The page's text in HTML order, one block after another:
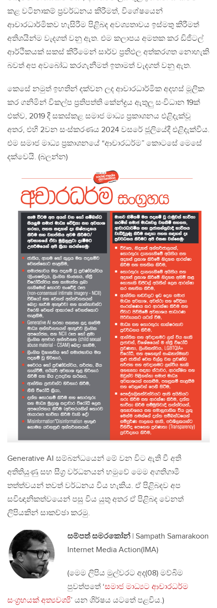
කළ වටිනාකම් ප්‍රවර්ධනය කිරීමත්, විශේෂයෙන්
ආචාරධාර්මිකව හැසිරීම පිළිබද අවශ්‍යතාවය ඉස්මතු කිරීමත්
අතිශයින්ම වැදගත් වනු ඇත. එම කලාපය අමතක කර ඩිජිටල්
ආර්ථිකයක් සකස් කිරීමෙන් සාර්ව ප්‍රතිඵල අත්කරගත නොහැකි
බවත් අප අවබෝධ කරගැනීමත් ඉතාමත් වැදගත් වනු ඇත.
කෙසේ නමුත් ඉහතින් දක්වන ලද ආචාරධාර්මික අදහස් මූලික
කර ගනිමින් විකල්ප ප්‍රතිපත්ති කේන්ද්‍රය ඇතුලු සංවිධාන 19ක්
එක්ව, 2019 දී සකස්කළ සමාජ මාධ්‍ය ප්‍රකාශනය එළිදැක්වූ
අතර, එහි 2වන සංස්කරණය 2024 වසරේ ජූලියේදී එළිදැක්වීය.
එම සමාජ මාධ්‍ය ප්‍රකාශනයේ “ආචාරධර්ම” කොටසේ මෙසේ
දක්වෙයි. (බලන්න)
Generative AI සම්බන්ධයෙන් මේ වන විට ඇති වී අති
අතිතියුණු සහ සීග්‍ර වර්ධනයන් හමුවේ මෙම අගතිගාමී
තත්ත්වයන් තවත් වර්ධනය විය හැකිය. ඒ පිළිබදව අප
සවිඥානිකත්වයෙන් පසු විය යුතු අතර ඒ පිළිබද වෙනත්
ලිපියකින් සාකච්ඡා කරමු.
සම්පත් සමරකෝන් | Sampath Samarakoon
Internet Media Action(IMA)
(මෙම ලිපිය මුල්වරට අද(08) මව්බිම
පුවත්පතේ ‘සමාජ මාධ්‍යට ආචාරධර්ම
සංග්‍රහයක් අත්‍යවශ්‍යි’ යන ශිර්ෂය යටතේ පළවිය.)